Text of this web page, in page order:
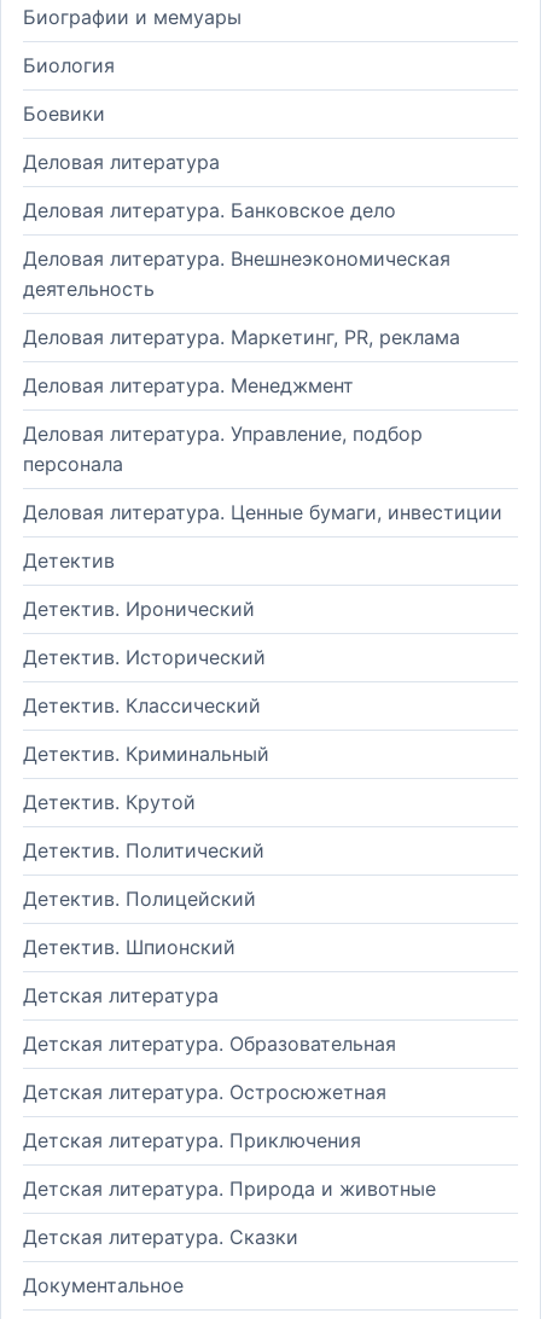
Биографии и мемуары
Биология
Боевики
Деловая литература
Деловая литература. Банковское дело
Деловая литература. Внешнеэкономическая
деятельность
Деловая литература. Маркетинг, PR, реклама
Деловая литература. Менеджмент
Деловая литература. Управление, подбор
персонала
Деловая литература. Ценные бумаги, инвестиции
Детектив
Детектив. Иронический
Детектив. Исторический
Детектив. Классический
Детектив. Криминальный
Детектив. Крутой
Детектив. Политический
Детектив. Полицейский
Детектив. Шпионский
Детская литература
Детская литература. Образовательная
Детская литература. Остросюжетная
Детская литература. Приключения
Детская литература. Природа и животные
Детская литература. Сказки
Документальное